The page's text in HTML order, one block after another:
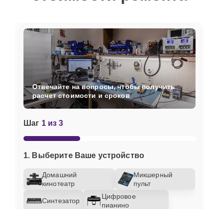
Шаг 1 из 3
1. Выберите Ваше устройство
Домашний
кинотеатр
Микшерный
пульт
Синтезатор
Цифровое
пианино
Отвечайте на вопросы, чтобы получить
расчет стоимости и сроков